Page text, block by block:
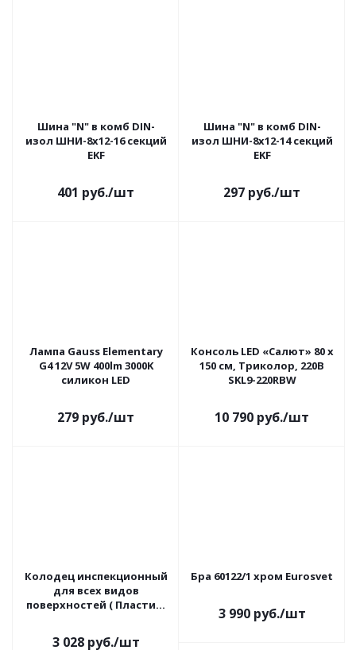
Шина "N" в комб DIN-
изол ШНИ-8х12-16 секций
EKF
401 руб./шт
Шина "N" в комб DIN-
изол ШНИ-8х12-14 секций
EKF
297 руб./шт
Лампа Gauss Elementary
G4 12V 5W 400lm 3000K
силикон LED
279 руб./шт
Консоль LED «Салют» 80 x
150 см, Триколор, 220В
SKL9-220RBW
10 790 руб./шт
Колодец инспекционный
для всех видов
поверхностей ( Пластик)
3 028руб./шт
Бра 60122/1 хром Eurosvet
3 990руб./шт